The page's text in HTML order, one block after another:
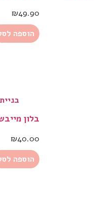
₪49.90
הוספה
בלון
₪40.00
הוספה